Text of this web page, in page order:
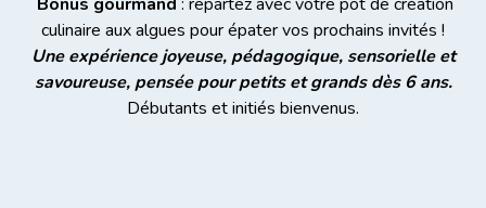
culinaire aux algues pour épater vos prochains invités !
Une expérience joyeuse, pédagogique, sensorielle et
savoureuse, pensée pour petits et grands dès 6 ans.
Débutants et initiés bienvenus.